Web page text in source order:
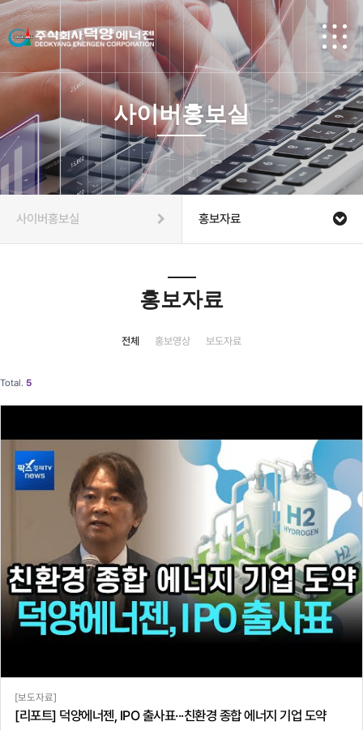
사이버홍보실
사이버홍보실 홍보자료
홍보자료
전체 홍보영상 보도자료
Total. 5
[보도자료]
[리포트] 덕양에너젠, IPO 출사표···친환경 종합 에너지 기업 도약